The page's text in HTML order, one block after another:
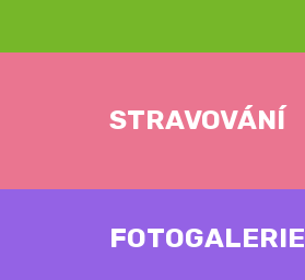
STRAVOVÁNÍ
FOTOGALERIE